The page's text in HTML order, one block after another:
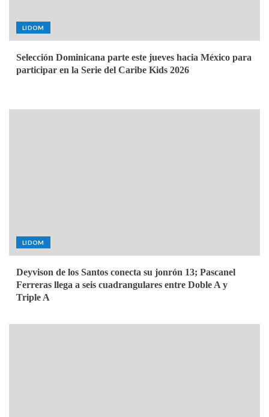
LIDOM
Selección Dominicana parte este jueves hacia México para
participar en la Serie del Caribe Kids 2026
LIDOM
Deyvison de los Santos conecta su jonrón 13; Pascanel
Ferreras llega a seis cuadrangulares entre Doble A y
Triple A